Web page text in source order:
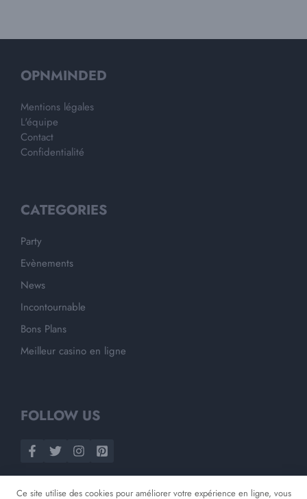
OPNMINDED
Mentions légales
L'équipe
Contact
Confidentialité
CATEGORIES
Party
Evènements
News
Incontournable
Bons Plans
Meilleur casino en ligne
FOLLOW US
Ce site utilise des cookies pour améliorer votre expérience en ligne, vous